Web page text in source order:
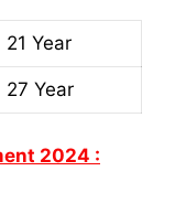
21 Year
27 Year
2024 :